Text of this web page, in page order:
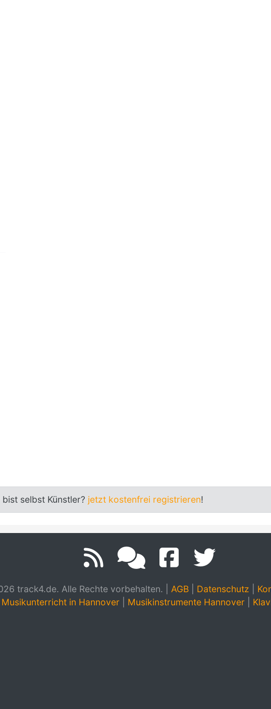
selbst Künstler? jetzt kostenfrei registrieren!
track4.de. Alle Rechte vorbehalten. AGB| Datenschutz
Musikunterricht in Hannover Musikinstrumente Hannover